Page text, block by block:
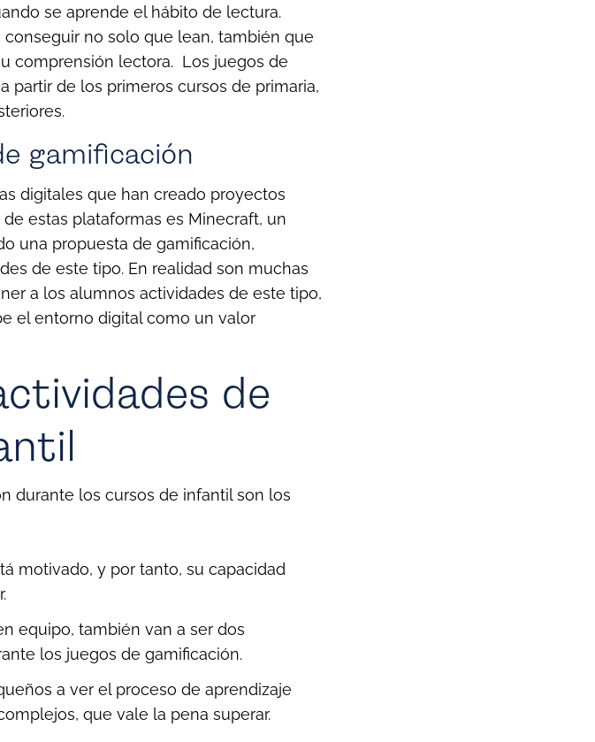
se aprende el hábito de lectura.
no solo que lean, también que
comprensión lectora. Los juegos de
partir de los primeros cursos de primaria,
gamificación
digitales que han creado proyectos
estas plataformas es Minecraft, un
una propuesta de gamificación,
de este tipo. En realidad son muchas
a los alumnos actividades de este tipo,
el entorno digital como un valor
de
durante los cursos de infantil son los
motivado, y por tanto, su capacidad
equipo, también van a ser dos
los juegos de gamificación.
a ver el proceso de aprendizaje
que vale la pena superar.